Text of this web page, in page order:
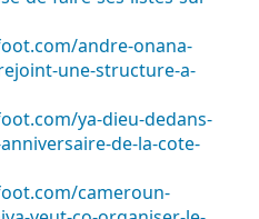
andre-onana-
une-structure-a-
ya-dieu-dedans-
de-la-cote-
cameroun-